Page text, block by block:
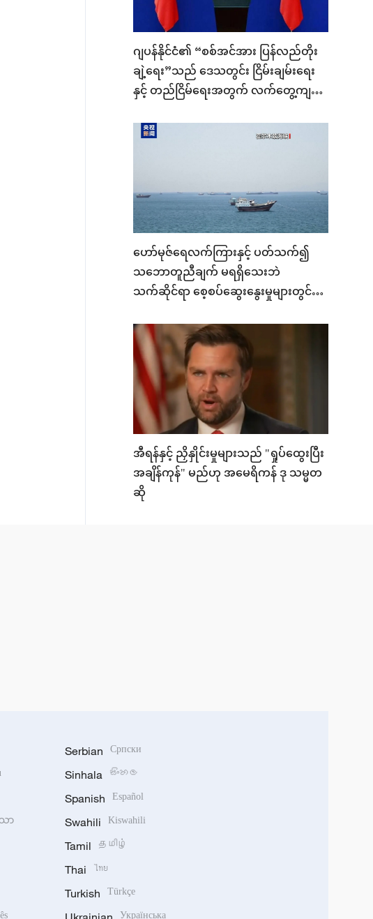
ဂျပန်နိုင်ငံ၏ “စစ်အင်အား ပြန်လည်တိုး
ချဲ့ရေး”သည် ဒေသတွင်း ငြိမ်းချမ်းရေး
နှင့် တည်ငြိမ်ရေးအတွက် လက်တွေ့ကျ
အထူးသတိထားသင့်သည်ဟု တရုတ်
ဟော်မုဇ်ရေလက်ကြားနှင့် ပတ်သက်၍
သဘောတူညီချက် မရရှိသေးဘဲ
သက်ဆိုင်ရာ စေ့စပ်ဆွေးနွေးမှုများတွင်
အီရန်နှင့် ညှိနှိုင်းမှုများသည် "ရှုပ်ထွေးပြီး
အချိန်ကုန်" မည်ဟု အမေရိကန် ဒု သမ္မတ
ဆို
သာ
Serbian Српски
Sinhala සිංහල
Spanish Español
Swahili Kiswahili
Tamil தமிழ்
Thai ไทย
Turkish Türkçe
Українська